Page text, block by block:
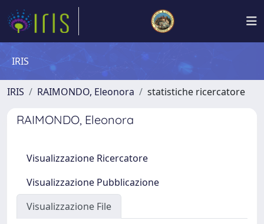
IRIS
IRIS RAIMONDO, Eleonora statistiche ricercatore
RAIMONDO, Eleonora
Visualizzazione Ricercatore
Visualizzazione Pubblicazione
Visualizzazione File